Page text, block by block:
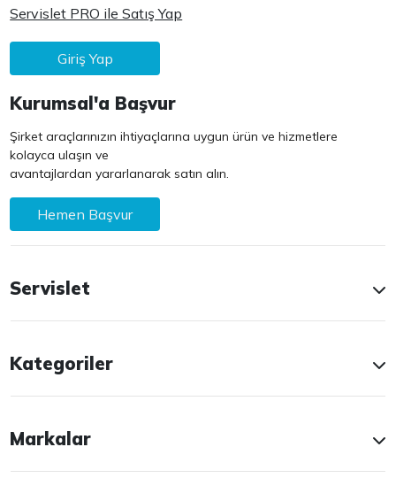
Servislet PRO ile Satış Yap
Giriş Yap
Kurumsal'a Başvur
Şirket araçlarınızın ihtiyaçlarına uygun ürün ve hizmetlere
kolayca ulaşın ve
avantajlardan yararlanarak satın alın.
Hemen Başvur
Servislet
Kategoriler
Markalar